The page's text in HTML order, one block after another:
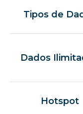
Tipos de
Dados
Hotspot